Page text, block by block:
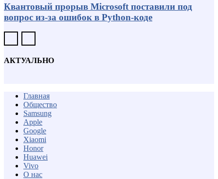
Квантовый прорыв Microsoft поставили под
вопрос из-за ошибок в Python-коде
АКТУАЛЬНО
Главная
Общество
Samsung
Apple
Google
Xiaomi
Honor
Huawei
Vivo
О нас